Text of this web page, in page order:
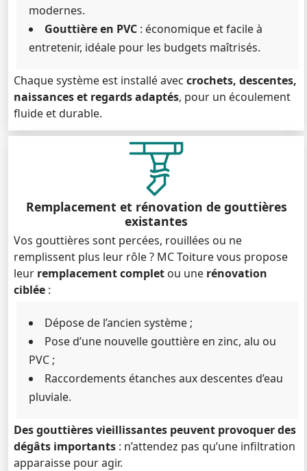
modernes.
Gouttière en PVC : économique et facile à
entretenir, idéale pour les budgets maîtrisés.
Chaque système est installé avec crochets, descentes,
naissances et regards adaptés, pour un écoulement
fluide et durable.
Remplacement et rénovation de gouttières
existantes
Vos gouttières sont percées, rouillées ou ne
remplissent plus leur rôle ? MC Toiture vous propose
leur remplacement complet ou une rénovation
ciblée :
Dépose de l’ancien système ;
Pose d’une nouvelle gouttière en zinc, alu ou
PVC ;
Raccordements étanches aux descentes d’eau
pluviale.
Des gouttières vieillissantes peuvent provoquer des
dégâts importants : n’attendez pas qu’une infiltration
apparaisse pour agir.